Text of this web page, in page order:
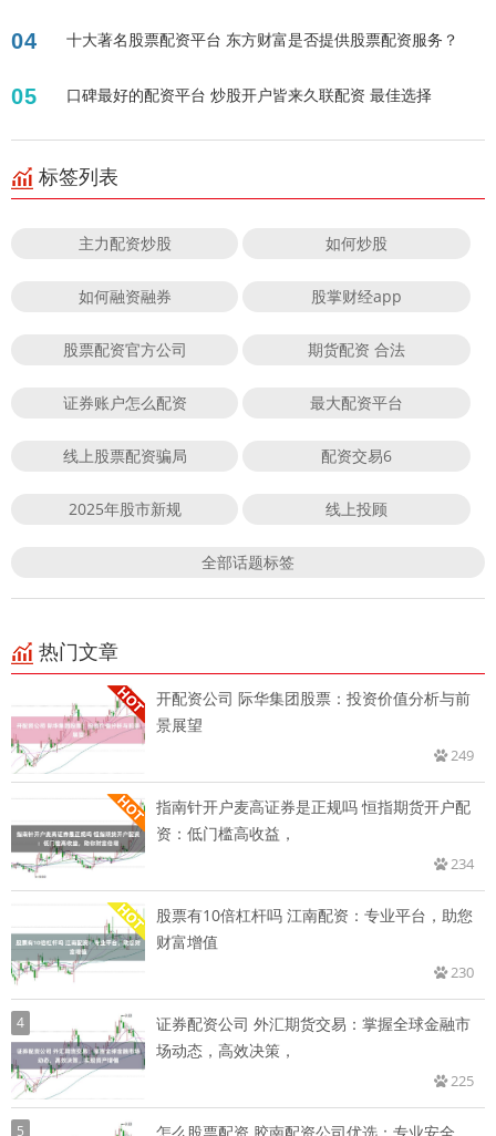
04 十大著名股票配资平台 东方财富是否提供股票配资服务？
05 口碑最好的配资平台 炒股开户皆来久联配资 最佳选择
标签列表
主力配资炒股 如何炒股
如何融资融券 股掌财经app
股票配资官方公司 期货配资 合法
证券账户怎么配资 最大配资平台
线上股票配资骗局 配资交易6
2025年股市新规 线上投顾
全部话题标签
热门文章
开配资公司 际华集团股票：投资价值分析与前
景展望
249
指南针开户麦高证券是正规吗 恒指期货开户配
资：低门槛高收益，
234
股票有10倍杠杆吗 江南配资：专业平台，助您
财富增值
230
4
证券配资公司 外汇期货交易：掌握全球金融市
场动态，高效决策，
225
5